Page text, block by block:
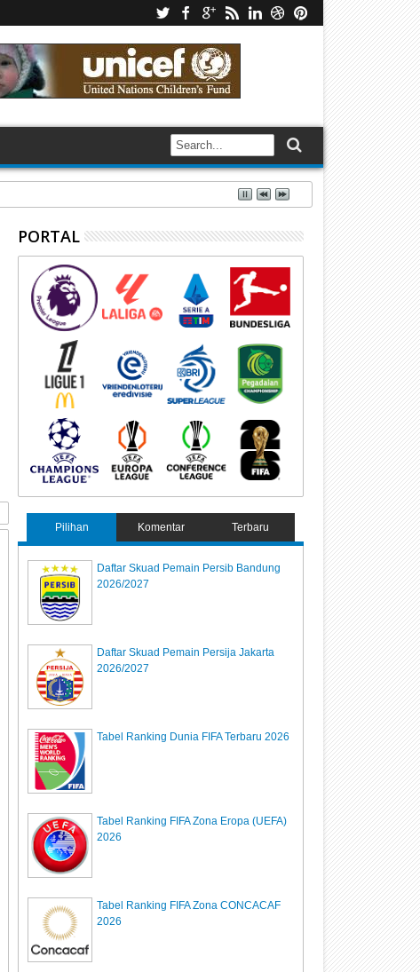
PORTAL
Pilihan Komentar Terbaru
Daftar Skuad Pemain Persib Bandung
2026/2027
Daftar Skuad Pemain Persija Jakarta
2026/2027
Tabel Ranking Dunia FIFA Terbaru 2026
Tabel Ranking FIFA Zona Eropa (UEFA)
2026
Tabel Ranking FIFA Zona CONCACAF
2026